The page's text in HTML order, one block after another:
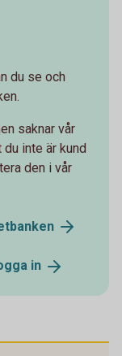
du se och
saknar vår
inte är kund
den i vår
in